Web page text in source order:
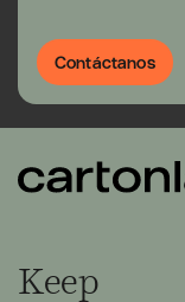
Contáctanos
Keep